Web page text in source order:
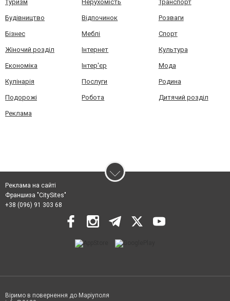
Туризм Нерухомість Транспорт
Будівництво Відпочинок Розваги
Бізнес Меблі Спорт
Жіночий розділ Інтернет Культура
Економіка Інтер'єр Мода
Кулінарія Послуги Родина
Подорожі Робота Дитячий розділ
Реклама
Реклама на сайті
Франшиза "CitySites"
+38 (096) 91 303 68
Віримо в повернення до Маріуполя